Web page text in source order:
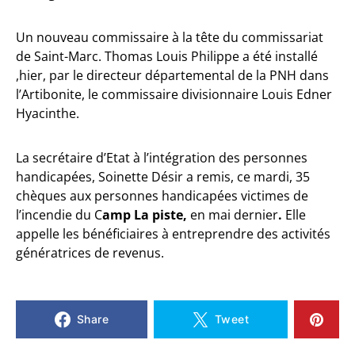
Un nouveau commissaire à la tête du commissariat
de Saint-Marc. Thomas Louis Philippe a été installé
,hier, par le directeur départemental de la PNH dans
l’Artibonite, le commissaire divisionnaire Louis Edner
Hyacinthe.
La secrétaire d’Etat à l’intégration des personnes
handicapées, Soinette Désir a remis, ce mardi, 35
chèques aux personnes handicapées victimes de
l’incendie du Camp La piste, en mai dernier. Elle
appelle les bénéficiaires à entreprendre des activités
génératrices de revenus.
Share Tweet